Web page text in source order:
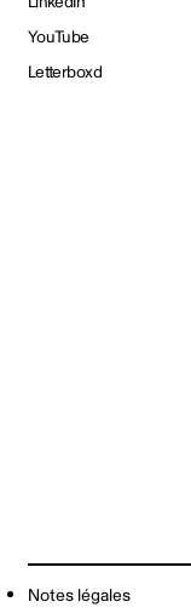
YouTube
Letterboxd
Notes légales